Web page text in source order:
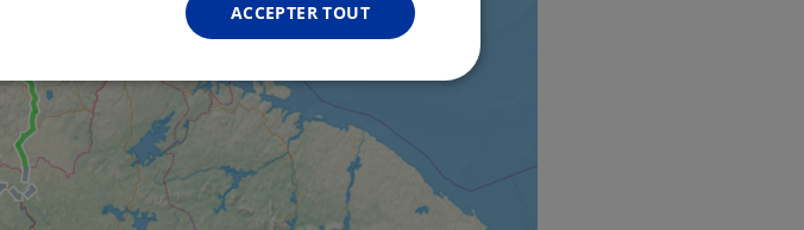
ACCEPTER TOUT
Fonctionnalité Non classifiés